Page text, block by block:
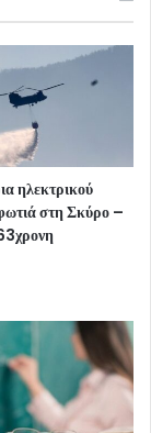
ηλεκτρικού
στη Σκύρο –